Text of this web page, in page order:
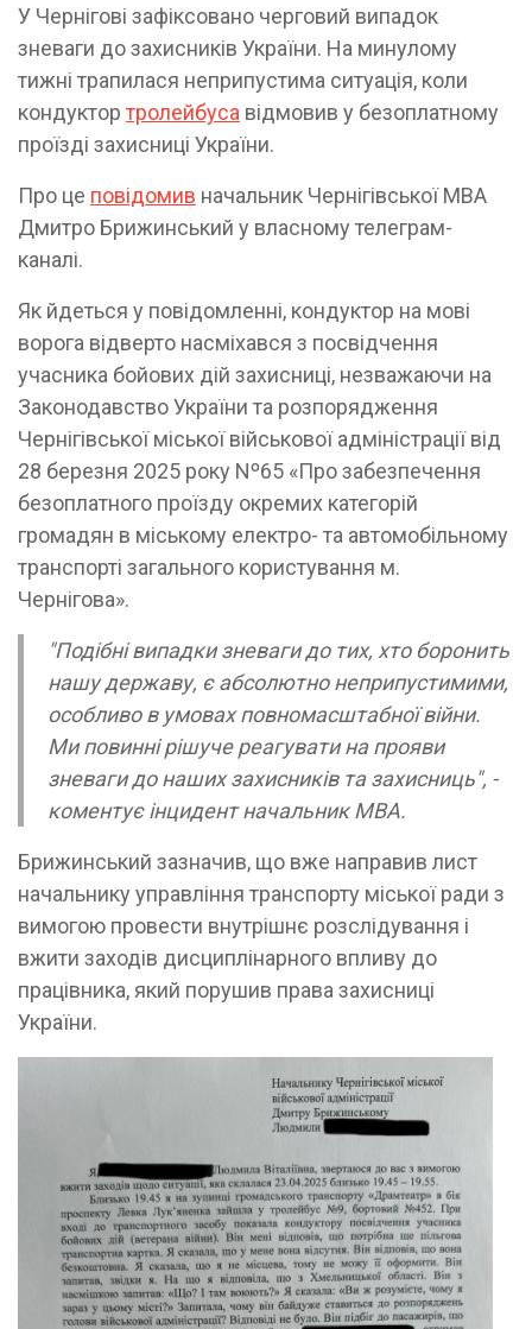
У Чернігові зафіксовано черговий випадок
зневаги до захисників України. На минулому
тижні трапилася неприпустима ситуація, коли
кондуктортролейбуса відмовив у безоплатному
проїзді захисниці України.
Про це повідомив начальник Чернігівської МВА
Дмитро Брижинський у власному телеграм-
каналі.
Як йдеться у повідомленні, кондуктор на мові
ворога відверто насміхався з посвідчення
учасника бойових дій захисниці, незважаючи на
Законодавство України та розпорядження
Чернігівської міської військової адміністрації від
28 березня 2025 року Nº65 «Про забезпечення
безоплатного проїзду окремих категорій
громадян в міському електро- та автомобільному
транспорті загального користування м.
Чернігова».
"Подібні випадки зневаги до тих, хто боронить
нашу державу, є абсолютно неприпустимими,
особливо в умовах повномасштабної війни.
Ми повинні рішуче реагувати на прояви
зневаги до наших захисників та захисниць", -
коментує інцидент начальник МВА.
Брижинський зазначив, що вже направив лист
начальнику управління транспорту міської ради з
вимогою провести внутрішнє розслідування і
вжити заходів дисциплінарного впливу до
працівника, який порушив права захисниці
України.